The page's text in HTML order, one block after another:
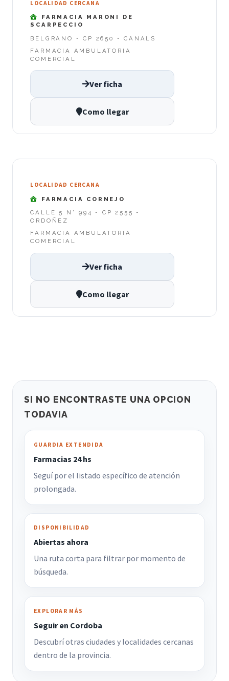
LOCALIDAD CERCANA
FARMACIA MARONI DE
SCARPECCIO
BELGRANO - CP 2650 - CANALS
FARMACIA AMBULATORIA
COMERCIAL
Ver ficha
Como llegar
LOCALIDAD CERCANA
FARMACIA CORNEJO
CALLE 5 N° 994 - CP 2555 -
ORDOÑEZ
FARMACIA AMBULATORIA
COMERCIAL
Ver ficha
Como llegar
SI NO ENCONTRASTE UNA OPCION
TODAVIA
GUARDIA EXTENDIDA
Farmacias 24 hs
Seguí por el listado específico de atención
prolongada.
DISPONIBILIDAD
Abiertas ahora
Una ruta corta para filtrar por momento de
búsqueda.
EXPLORAR MÁS
Seguir en Cordoba
Descubrí otras ciudades y localidades cercanas
dentro de la provincia.